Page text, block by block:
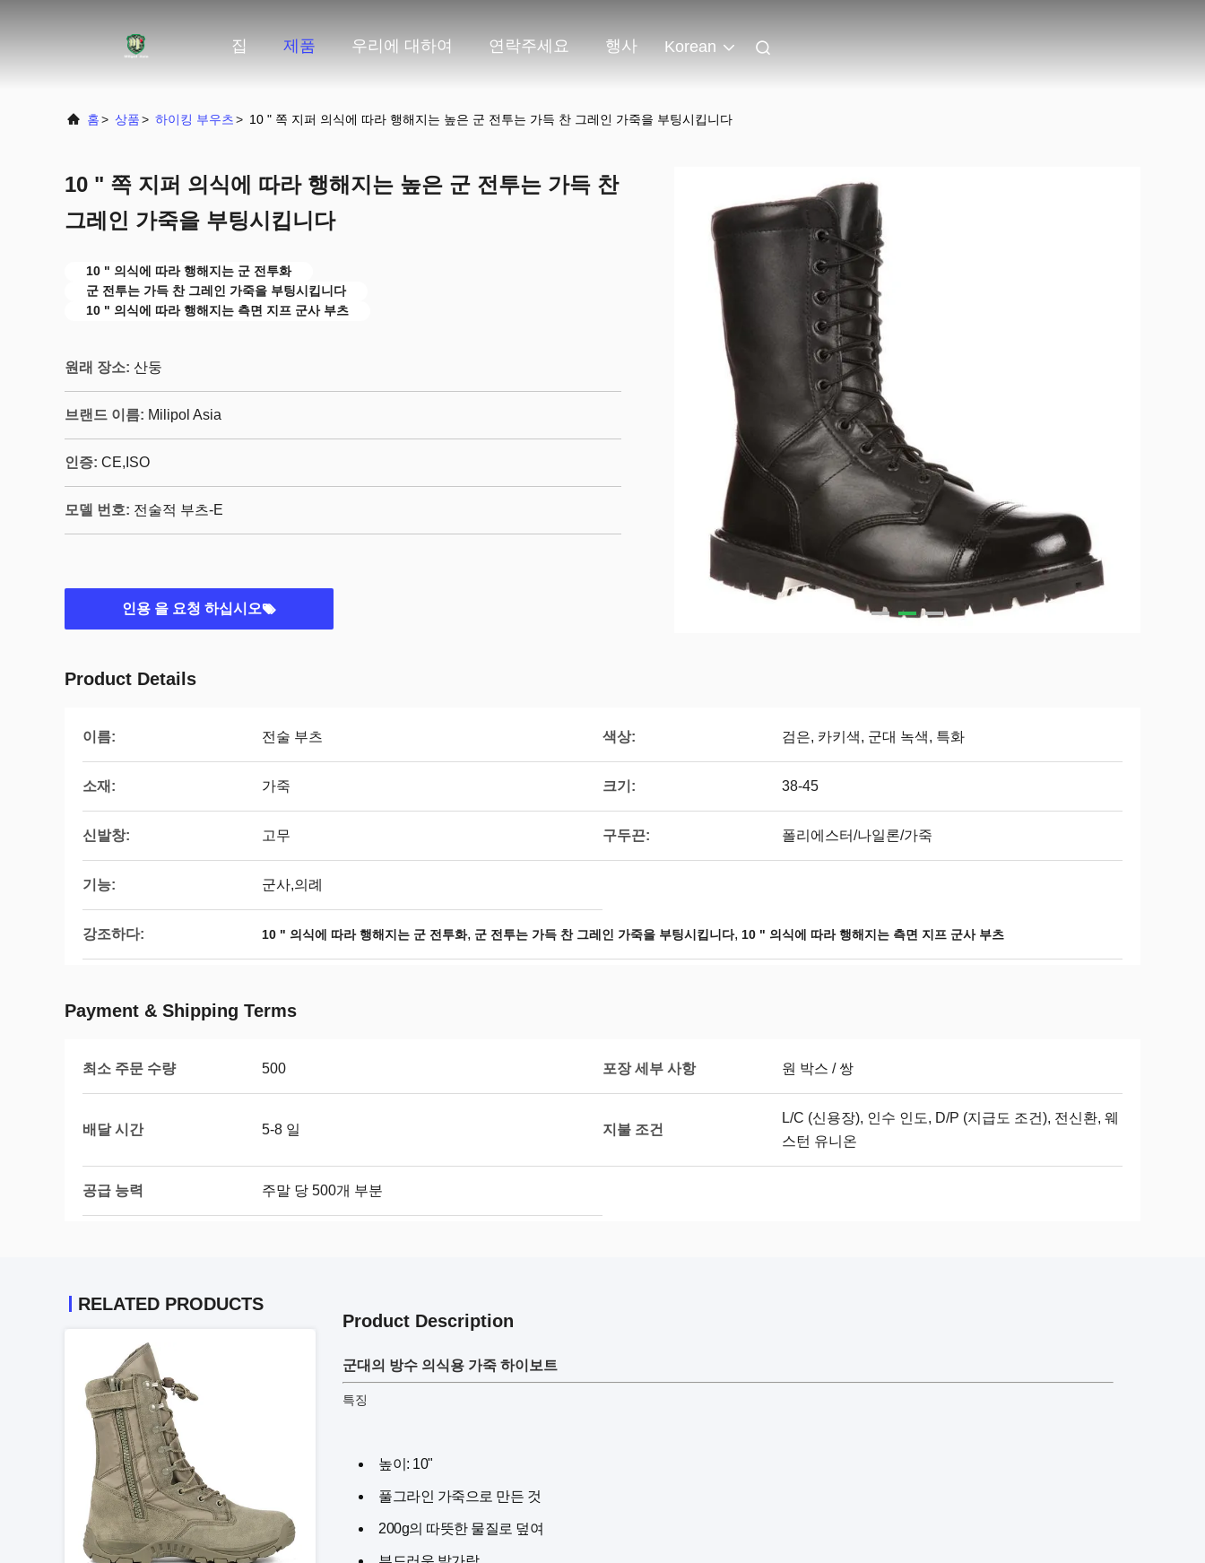
집 제품 우리에 대하여 연락주세요 행사 Korean
홈> 상품> 하이킹 부우츠> 10 " 쪽 지퍼 의식에 따라 행해지는 높은 군 전투는 가득 찬 그레인 가죽을 부팅시킵니다
10 " 쪽 지퍼 의식에 따라 행해지는 높은 군 전투는 가득 찬
그레인 가죽을 부팅시킵니다
10 " 의식에 따라 행해지는 군 전투화
군 전투는 가득 찬 그레인 가죽을 부팅시킵니다
10 " 의식에 따라 행해지는 측면 지프 군사 부츠
원래 장소: 산둥
브랜드 이름: Milipol Asia
인증: CE,ISO
모델 번호: 전술적 부츠-E
인용 을 요청 하십시오
Product Details
이름: 전술 부츠 색상: 검은, 카키색, 군대 녹색, 특화
소재: 가죽 크기: 38-45
신발창: 고무 구두끈: 폴리에스터/나일론/가죽
기능: 군사,의례
강조하다: 10 " 의식에 따라 행해지는 군 전투화, 군 전투는 가득 찬 그레인 가죽을 부팅시킵니다, 10 " 의식에 따라 행해지는 측면 지프 군사 부츠
Payment & Shipping Terms
최소 주문 수량 500 포장 세부 사항 원 박스 / 쌍
배달 시간 5-8 일 지불 조건
L/C (신용장), 인수 인도, D/P (지급도 조건), 전신환, 웨
스턴 유니온
공급 능력 주말 당 500개 부분
RELATED PRODUCTS
Product Description
군대의 방수 의식용 가죽 하이보트
특징
높이: 10"
풀그라인 가죽으로 만든 것
200g의 따뜻한 물질로 덮여